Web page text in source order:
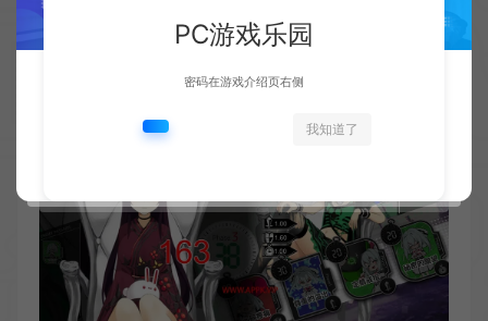
PC游戏乐园
密码在游戏介绍页右侧
我知道了